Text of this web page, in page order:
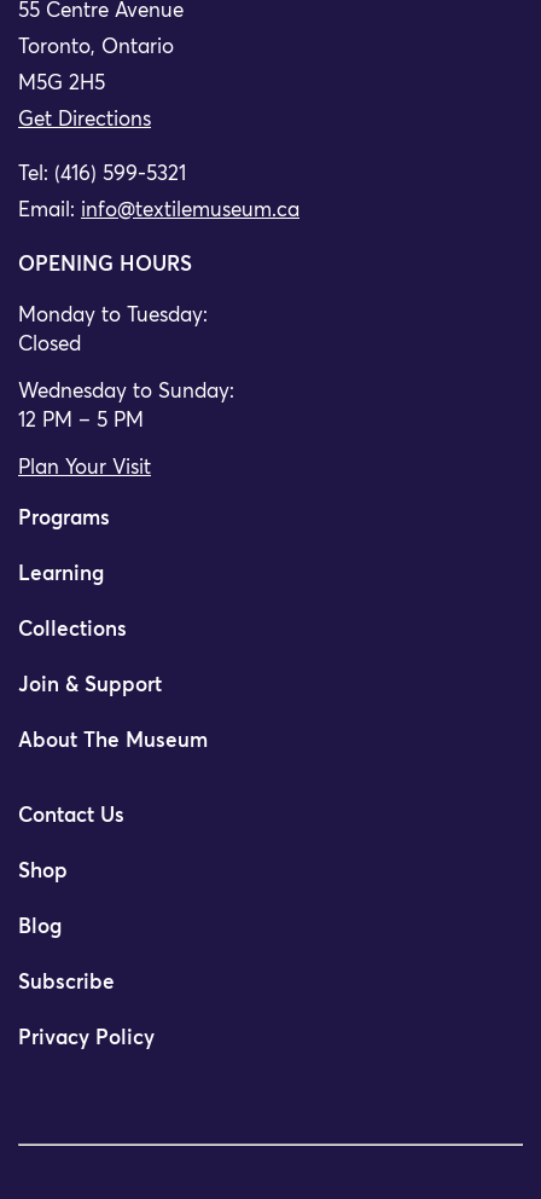
55 Centre Avenue
Toronto, Ontario
M5G 2H5
Get Directions
Tel: (416) 599-5321
Email: info@textilemuseum.ca
OPENING HOURS
Monday to Tuesday:
Closed
Wednesday to Sunday:
12 PM – 5 PM
Plan Your Visit
Programs
Learning
Collections
Join & Support
About The Museum
Contact Us
Shop
Blog
Subscribe
Privacy Policy